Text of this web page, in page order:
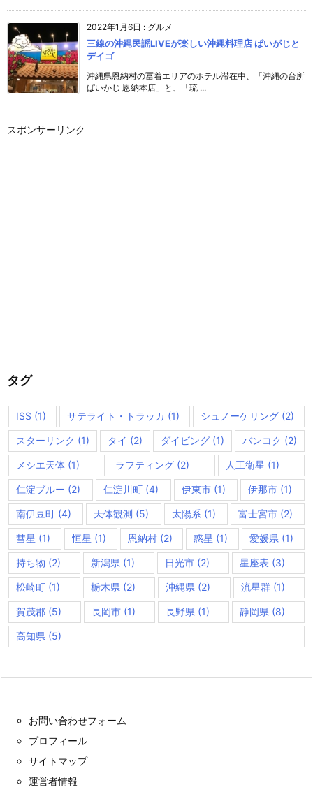
2022年1月6日 : グルメ
三線の沖縄民謡LIVEが楽しい沖縄料理店 ぱいがじと
デイゴ
沖縄県恩納村の冨着エリアのホテル滞在中、「沖縄の台所
ぱいかじ 恩納本店」と、「琉 ...
スポンサーリンク
タグ
ISS (1) サテライト・トラッカ (1) シュノーケリング (2)
スターリンク (1) タイ (2) ダイビング (1) バンコク (2)
メシエ天体 (1) ラフティング (2) 人工衛星 (1)
仁淀ブルー (2) 仁淀川町(4) 伊東市(1) 伊那市 (1)
南伊豆町 (4) 天体観測 (5) 太陽系 (1) 富士宮市(2)
彗星 (1) 恒星 (1) 恩納村(2) 惑星 (1) 愛媛県 (1)
持ち物 (2) 新潟県 (1) 日光市 (2) 星座表 (3)
松崎町 (1) 栃木県 (2) 沖縄県 (2) 流星群(1)
賀茂郡 (5) 長岡市 (1) 長野県 (1) 静岡県 (8)
高知県 (5)
お問い合わせフォーム
プロフィール
サイトマップ
運営者情報